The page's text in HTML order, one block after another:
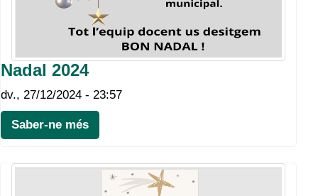
Nadal 2024
dv., 27/12/2024 - 23:57
Saber-ne més